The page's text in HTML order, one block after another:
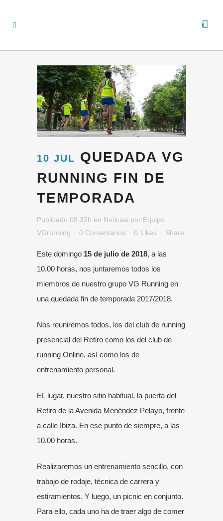
0
10 JUL QUEDADA VG
RUNNING FIN DE
TEMPORADA
Publicado 08:32h en Noticias por Equipo
VGrunning
0 Comentarios 0 Likes Share
Este domingo 15 de julio de 2018, a las
10.00 horas, nos juntaremos todos los
miembros de nuestro grupo VG Running en
una quedada fin de temporada 2017/2018.
Nos reuniremos todos, los del club de running
presencial del Retiro como los del club de
running Online, así como los de
entrenamiento personal.
EL lugar, nuestro sitio habitual, la puerta del
Retiro de la Avenida Menéndez Pelayo, frente
a calle Ibiza. En ese punto de siempre, a las
10.00 horas.
Realizaremos un entrenamiento sencillo, con
trabajo de rodaje, técnica de carrera y
estiramientos. Y luego, un picnic en conjunto.
Para ello, cada uno ha de traer algo de comer